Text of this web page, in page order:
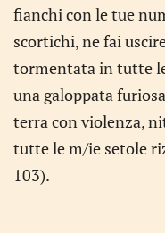
fianchi con le tue
scortichi, ne fai
tormentata in tutte
una galoppata
terra con violenza,
tutte le m/ie setole
103).